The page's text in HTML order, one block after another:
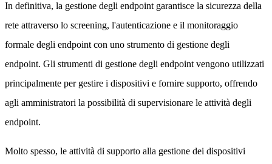
In definitiva, la gestione degli endpoint garantisce la sicurezza della
rete attraverso lo screening, l'autenticazione e il monitoraggio
formale degli endpoint con uno strumento di gestione degli
endpoint. Gli strumenti di gestione degli endpoint vengono utilizzati
principalmente per gestire i dispositivi e fornire supporto, offrendo
agli amministratori la possibilità di supervisionare le attività degli
endpoint.
Molto spesso, le attività di supporto alla gestione dei dispositivi